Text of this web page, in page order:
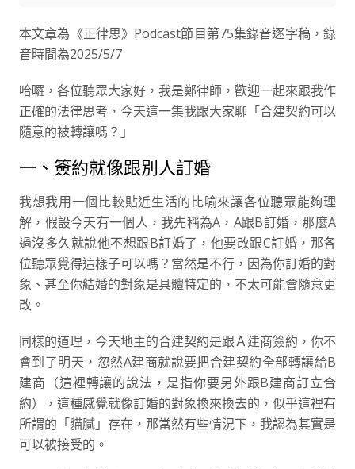
本文章為《正律思》Podcast節目第75集錄音逐字稿，錄
音時間為2025/5/7
哈囉，各位聽眾大家好，我是鄭律師，歡迎一起來跟我作
正確的法律思考，今天這一集我跟大家聊「合建契約可以
隨意的被轉讓嗎？」
一、簽約就像跟別人訂婚
我想我用一個比較貼近生活的比喻來讓各位聽眾能夠理
解，假設今天有一個人，我先稱為A，A跟B訂婚，那麼A
過沒多久就說他不想跟B訂婚了，他要改跟C訂婚，那各
位聽眾覺得這樣子可以嗎？當然是不行，因為你訂婚的對
象、甚至你結婚的對象是具體特定的，不太可能會隨意更
改。
同樣的道理，今天地主的合建契約是跟Ａ建商簽約，你不
會到了明天，忽然A建商就說要把合建契約全部轉讓給B
建商（這裡轉讓的說法，是指你要另外跟B建商訂立合
約），這種感覺就像訂婚的對象換來換去的，似乎這裡有
所謂的「貓膩」存在，那當然有些情況下，我認為其實是
可以被接受的。